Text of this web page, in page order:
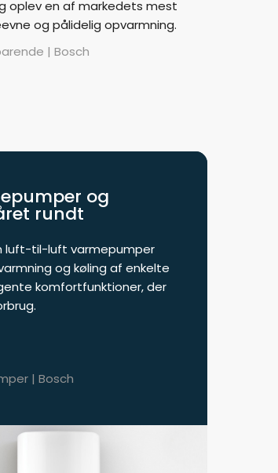
oplev en af markedets mest
og pålidelig opvarmning.
| Bosch
og
rundt
luft-til-luft varmepumper
og køling af enkelte
komfortfunktioner, der
| Bosch